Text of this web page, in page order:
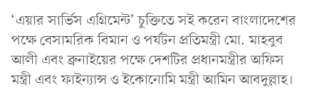
‘এয়ার সার্ভিস এগ্রিমেন্ট’ চুক্তিতে সই করেন বাংলাদেশের
পক্ষে বেসামরিক বিমান ও পর্যটন প্রতিমন্ত্রী মো. মাহবুব
আলী এবং ব্রুনাইয়ের পক্ষে দেশটির প্রধানমন্ত্রীর অফিস
মন্ত্রী এবং ফাইন্যান্স ও ইকোনোমি মন্ত্রী আমিন আবদুল্লাহ।